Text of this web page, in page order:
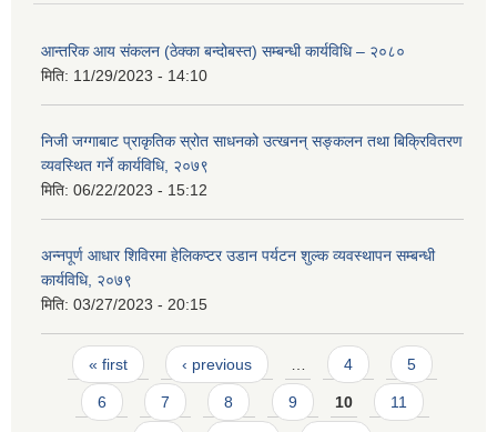
आन्तरिक आय संकलन (ठेक्का बन्दोबस्त) सम्बन्धी कार्यविधि – २०८०
मिति: 11/29/2023 - 14:10
निजी जग्गाबाट प्राकृतिक स्रोत साधनको उत्खनन् सङ्कलन तथा बिक्रिवितरण
व्यवस्थित गर्ने कार्यविधि, २०७९
मिति: 06/22/2023 - 15:12
अन्नपूर्ण आधार शिविरमा हेलिकप्टर उडान पर्यटन शुल्क व्यवस्थापन सम्बन्धी
कार्यविधि, २०७९
मिति: 03/27/2023 - 20:15
Pages
« first ‹ previous … 4 5
6 7 8 9 10 11